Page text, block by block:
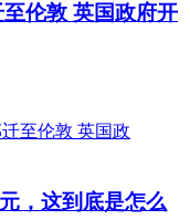
伦敦 英国政府开
，这到底是怎么